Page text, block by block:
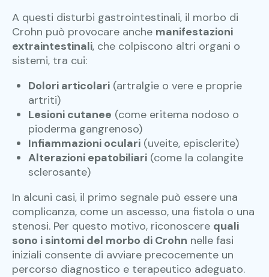
A questi disturbi gastrointestinali, il morbo di
Crohn può provocare anche manifestazioni
extraintestinali, che colpiscono altri organi o
sistemi, tra cui:
Dolori articolari (artralgie o vere e proprie
artriti)
Lesioni cutanee (come eritema nodoso o
pioderma gangrenoso)
Infiammazioni oculari (uveite, episclerite)
Alterazioni epatobiliari (come la colangite
sclerosante)
In alcuni casi, il primo segnale può essere una
complicanza, come un ascesso, una fistola o una
stenosi. Per questo motivo, riconoscere quali
sono i sintomi del morbo di Crohn nelle fasi
iniziali consente di avviare precocemente un
percorso diagnostico e terapeutico adeguato.